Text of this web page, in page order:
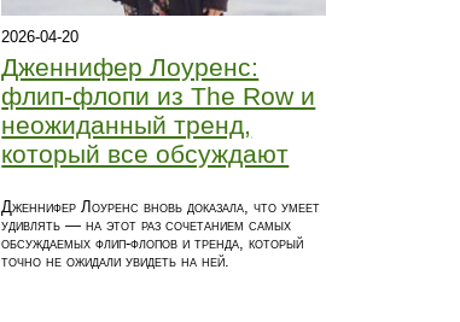
2026-04-20
Дженнифер Лоуренс:
флип-флопи из The Row и
неожиданный тренд,
который все обсуждают
Дженнифер Лоуренс вновь доказала, что умеет
удивлять — на этот раз сочетанием самых
обсуждаемых флип-флопов и тренда, который
точно не ожидали увидеть на ней.